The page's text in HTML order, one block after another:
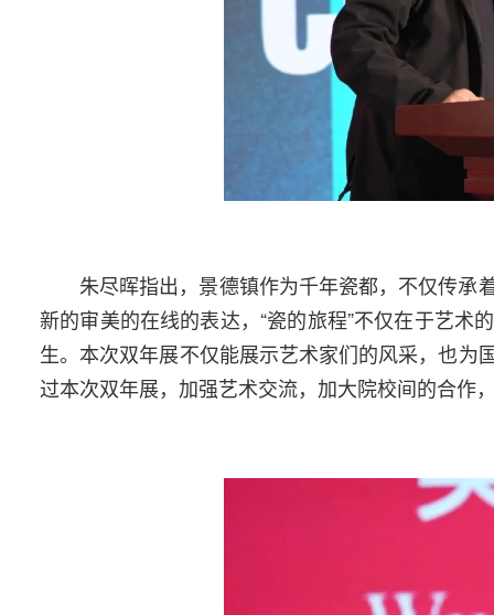
朱尽晖指出，景德镇作为千年瓷都，不仅传承
新的审美的在线的表达，“瓷的旅程”不仅在于艺
生。本次双年展不仅能展示艺术家们的风采，也
过本次双年展，加强艺术交流，加大院校间的合作